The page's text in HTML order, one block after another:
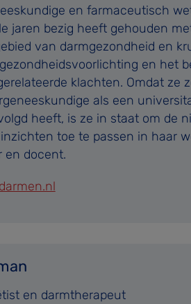
en farmaceutisch
jaren bezig heeft gehouden
van darmgezondheid en
en het
klachten. Omdat ze
als een
heeft, is ze in staat om de
toe te passen in haar
en docent.
en darmtherapeut